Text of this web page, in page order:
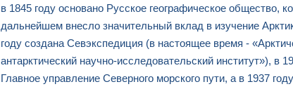
в 1845 году основано Русское географическое общество,
дальнейшем внесло значительный вклад в изучение
году создана Севэкспедиция (в настоящее время -
антарктический научно-исследовательский институт»), в
Главное управление Северного морского пути, а в 1937